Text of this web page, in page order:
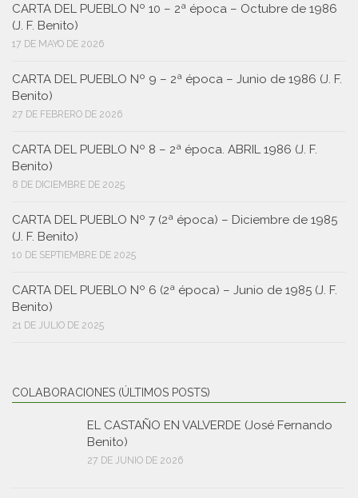
CARTA DEL PUEBLO Nº 10 – 2ª época – Octubre de 1986
(J. F. Benito)
17 DE MAYO DE 2026
CARTA DEL PUEBLO Nº 9 – 2ª época – Junio de 1986 (J. F.
Benito)
27 DE FEBRERO DE 2026
CARTA DEL PUEBLO Nº 8 – 2ª época. ABRIL 1986 (J. F.
Benito)
8 DE DICIEMBRE DE 2025
CARTA DEL PUEBLO Nº 7 (2ª época) – Diciembre de 1985
(J. F. Benito)
10 DE SEPTIEMBRE DE 2025
CARTA DEL PUEBLO Nº 6 (2ª época) – Junio de 1985 (J. F.
Benito)
21 DE JULIO DE 2025
COLABORACIONES (ÚLTIMOS POSTS)
EL CASTAÑO EN VALVERDE (José Fernando
Benito)
27 DE JUNIO DE 2026